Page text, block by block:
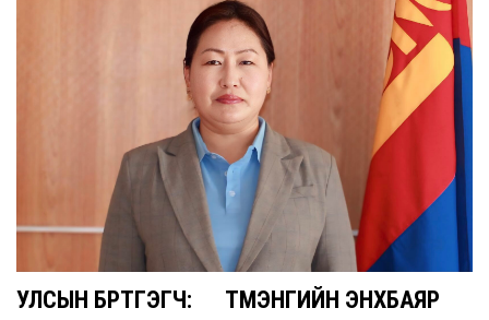
УЛСЫН БҮРТГЭГЧ: ТҮМЭНГИЙН ЭНХБАЯР